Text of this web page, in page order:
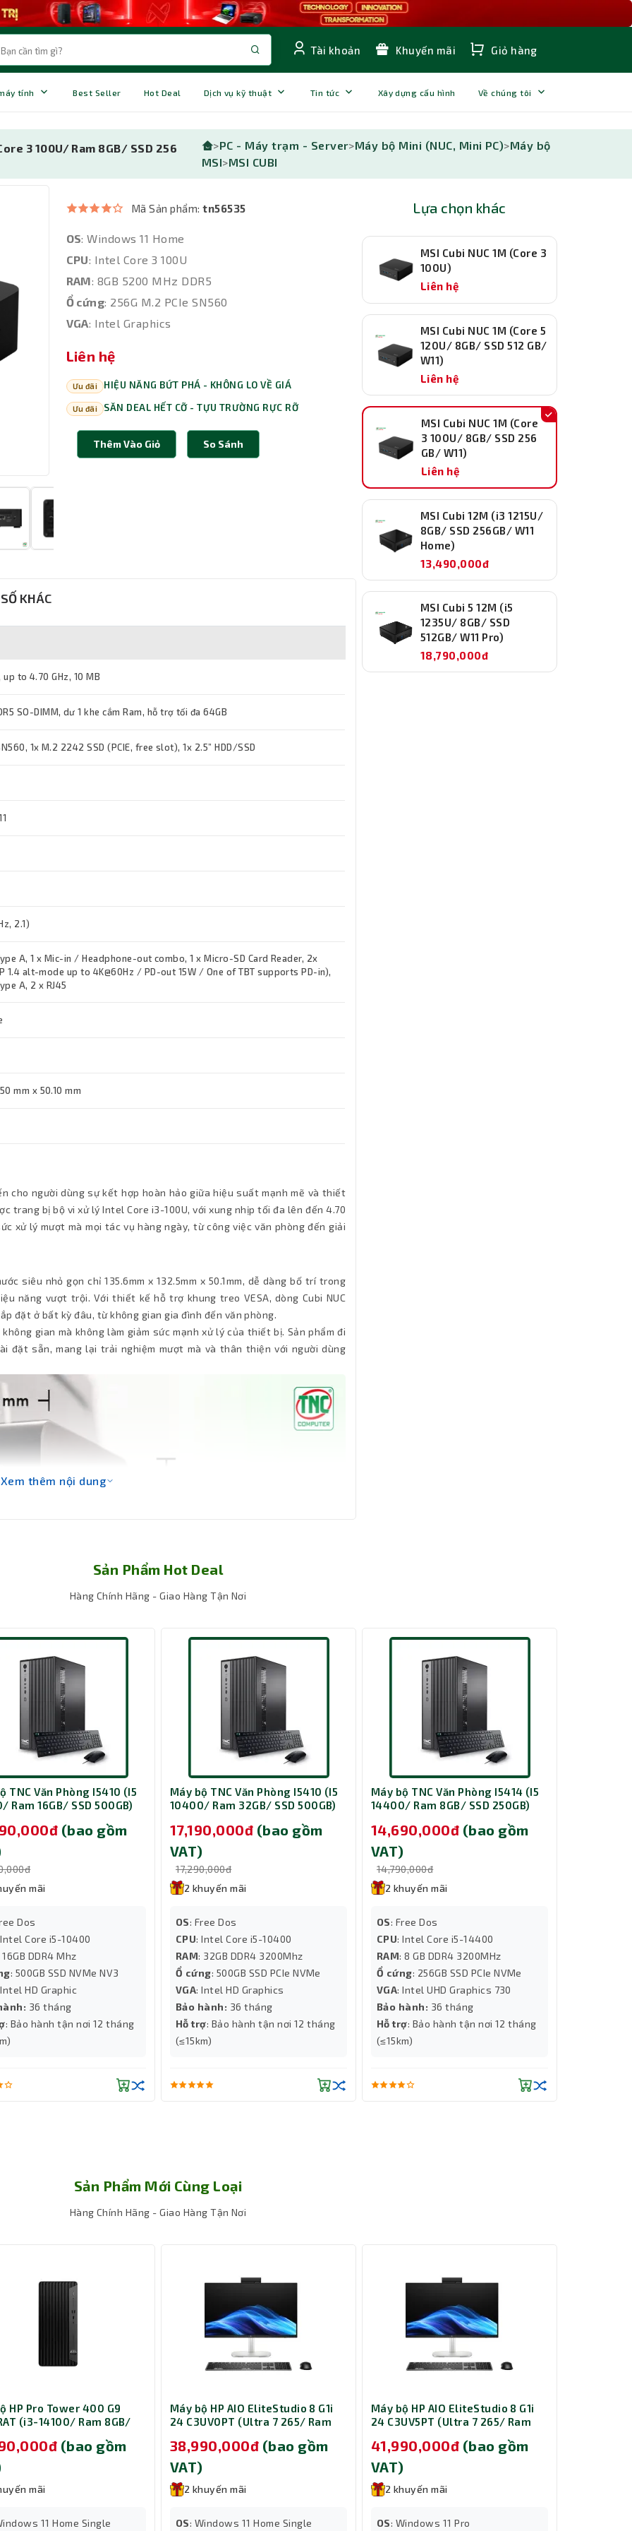
Tài khoản Khuyến mãi Giỏ hàng
tính Best Seller Hot Deal Dịch vụ kỹ thuật Tin tức Xây dựng cấu hình Về chúng tôi
3 100U/ Ram 8GB/ SSD 256
>PC - Máy trạm - Server>Máy bộ Mini (NUC, Mini PC)>Máy bộ
MSI>MSI CUBI
Mã Sản phẩm:tn56535
OS: Windows 11 Home
CPU: Intel Core 3 100U
RAM: 8GB 5200 MHz DDR5
Ổ cứng: 256G M.2 PCIe SN560
VGA: Intel Graphics
Liên hệ
Ưu đãi HIỆU NĂNG BỨT PHÁ - KHÔNG LO VỀ GIÁ
Ưu đãi SĂN DEAL HẾT CỠ - TỰU TRƯỜNG RỰC RỠ
Thêm Vào Giỏ So Sánh
KHÁC
to 4.70 GHz, 10 MB
SO-DIMM, dư 1 khe cắm Ram, hỗ trợ tối đa 64GB
1x M.2 2242 SSD (PCIE, free slot), 1x 2.5” HDD/SSD
2.1)
A, 1 x Mic-in / Headphone-out combo, 1 x Micro-SD Card Reader, 2x
1.4 alt-mode up to 4K@60Hz / PD-out 15W / One of TBT supports PD-in),
A, 2 x RJ45
mm x 50.10 mm
cho người dùng sự kết hợp hoàn hảo giữa hiệu suất mạnh mẽ và thiết
trang bị bộ vi xử lý Intel Core i3-100U, với xung nhịp tối đa lên đến 4.70
xử lý mượt mà mọi tác vụ hàng ngày, từ công việc văn phòng đến giải
siêu nhỏ gọn chỉ 135.6mm x 132.5mm x 50.1mm, dễ dàng bố trí trong
năng vượt trội. Với thiết kế hỗ trợ khung treo VESA, dòng Cubi NUC
đặt ở bất kỳ đâu, từ không gian gia đình đến văn phòng.
gian mà không làm giảm sức mạnh xử lý của thiết bị. Sản phẩm đi
đặt sẵn, mang lại trải nghiệm mượt mà và thân thiện với người dùng
nhớ RAM 16GB DDR5 tốc độ cao (5200 MHz), mang đến khả năng xử lý
năng mở rộng RAM lên đến 64GB, người dùng dễ dàng nâng cấp theo
hỗ trợ thêm một khe M.2 2242 và một khe cắm ổ cứng 2.5” cho việc mở
đó là 2 cổng HDMI 2.1, cho phép xuất hình ảnh sắc nét với độ phân giải
Cổng kết nối USB tốc độ 10Gbps Type-A và khe đọc thẻ Micro-SD
hơn bao giờ hết.
trội
Xem thêm nội dung
Lựa chọn khác
MSI Cubi NUC 1M (Core 3
100U)
Liên hệ
MSI Cubi NUC 1M (Core 5
120U/ 8GB/ SSD 512 GB/
W11)
Liên hệ
MSI Cubi NUC 1M (Core
3 100U/ 8GB/ SSD 256
GB/ W11)
Liên hệ
MSI Cubi 12M (i3 1215U/
8GB/ SSD 256GB/ W11
Home)
13,490,000đ
MSI Cubi 5 12M (i5
1235U/ 8GB/ SSD
512GB/ W11 Pro)
18,790,000đ
Sản Phẩm Hot Deal
Hàng Chính Hãng - Giao Hàng Tận Nơi
TNC Văn Phòng I5410 (I5
Ram 16GB/ SSD 500GB)
(bao gồm
mãi
Dos
Core i5-10400
16GB DDR4 Mhz
: 500GB SSD NVMe NV3
HD Graphic
36 tháng
: Bảo hành tận nơi 12 tháng
Máy bộ TNC Văn Phòng I5410 (I5
10400/ Ram 32GB/ SSD 500GB)
17,190,000đ (bao gồm
VAT)
17,290,000đ
2 khuyến mãi
OS: Free Dos
CPU: Intel Core i5-10400
RAM: 32GB DDR4 3200Mhz
Ổ cứng: 500GB SSD PCIe NVMe
VGA: Intel HD Graphics
Bảo hành: 36 tháng
Hỗ trợ: Bảo hành tận nơi 12 tháng
(≤15km)
Máy bộ TNC Văn Phòng I5414 (I5
14400/ Ram 8GB/ SSD 250GB)
14,690,000đ (bao gồm
VAT)
14,790,000đ
2 khuyến mãi
OS: Free Dos
CPU: Intel Core i5-14400
RAM: 8 GB DDR4 3200MHz
Ổ cứng: 256GB SSD PCIe NVMe
VGA: Intel UHD Graphics 730
Bảo hành: 36 tháng
Hỗ trợ: Bảo hành tận nơi 12 tháng
(≤15km)
Sản Phẩm Mới Cùng Loại
Hàng Chính Hãng - Giao Hàng Tận Nơi
HP Pro Tower 400 G9
(i3-14100/ Ram 8GB/
(bao gồm
mãi
11 Home Single
Máy bộ HP AIO EliteStudio 8 G1i
24 C3UV0PT (Ultra 7 265/ Ram
Touch/ Windows 11 Home/ 3Y/
Bạc)
38,990,000đ (bao gồm
VAT)
2 khuyến mãi
OS: Windows 11 Home Single
Máy bộ HP AIO EliteStudio 8 G1i
24 C3UV5PT (Ultra 7 265/ Ram
Touch/ Windows 11 Pro/ 3Y/ Bạc)
41,990,000đ (bao gồm
VAT)
2 khuyến mãi
OS: Windows 11 Pro